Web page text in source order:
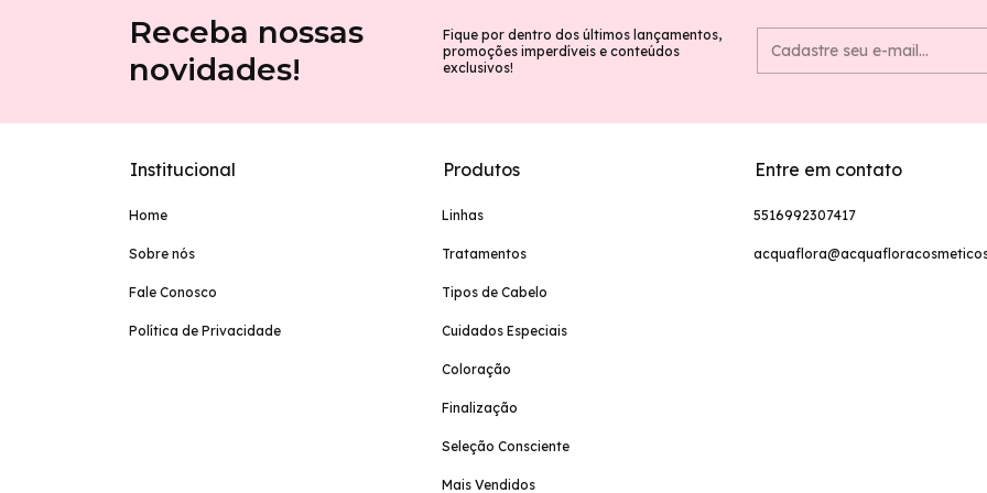
Receba nossas
novidades!
Fique por dentro dos últimos lançamentos,
promoções imperdíveis e conteúdos
exclusivos!
Institucional
Home
Sobre nós
Fale Conosco
Política de Privacidade
Produtos
Linhas
Tratamentos
Tipos de Cabelo
Cuidados Especiais
Coloração
Finalização
Seleção Consciente
Mais Vendidos
Entre em contato
5516992307417